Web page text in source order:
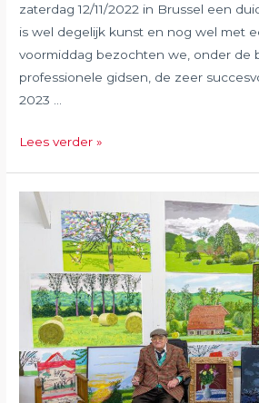
zaterdag 12/11/2022 in Brussel een
is wel degelijk kunst en nog wel met
voormiddag bezochten we, onder de
professionele gidsen, de zeer
2023 …
November
Lees verder »